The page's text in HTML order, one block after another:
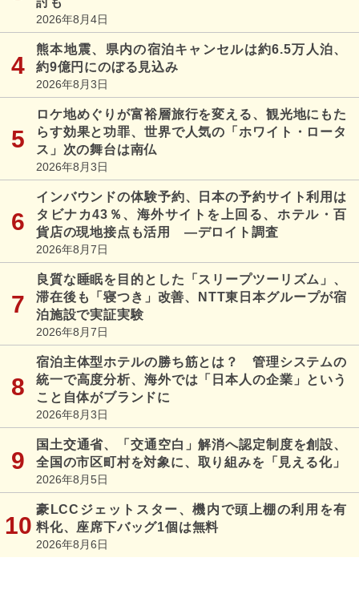
2026年8月4日
熊本地震、県内の宿泊キャンセルは約6.5万人泊、
約9億円にのぼる見込み
2026年8月3日
ロケ地めぐりが富裕層旅行を変える、観光地にもた
らす効果と功罪、世界で人気の「ホワイト・ロータ
ス」次の舞台は南仏
2026年8月3日
インバウンドの体験予約、日本の予約サイト利用は
タビナカ43％、海外サイトを上回る、ホテル・百
貨店の現地接点も活用 ―デロイト調査
2026年8月7日
良質な睡眠を目的とした「スリープツーリズム」、
滞在後も「寝つき」改善、NTT東日本グループが宿
泊施設で実証実験
2026年8月7日
宿泊主体型ホテルの勝ち筋とは？ 管理システムの
統一で高度分析、海外では「日本人の企業」という
こと自体がブランドに
2026年8月3日
国土交通省、「交通空白」解消へ認定制度を創設、
全国の市区町村を対象に、取り組みを「見える化」
2026年8月5日
豪LCCジェットスター、機内で頭上棚の利用を有
料化、座席下バッグ1個は無料
2026年8月6日